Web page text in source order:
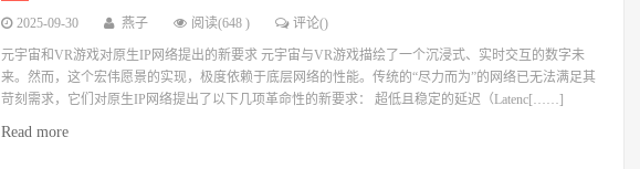
2025-09-30 燕子 阅读(648 ) 评论()
元宇宙和VR游戏对原生IP网络提出的新要求 元宇宙与VR游戏描绘了一个沉浸式、实时交互的数字未
来。然而，这个宏伟愿景的实现，极度依赖于底层网络的性能。传统的“尽力而为”的网络已无法满足其
苛刻需求，它们对原生IP网络提出了以下几项革命性的新要求： 超低且稳定的延迟（Latenc[……]
Read more